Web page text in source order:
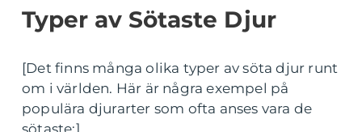
Typer av Sötaste Djur
[Det finns många olika typer av söta djur runt
om i världen. Här är några exempel på
populära djurarter som ofta anses vara de
sötaste:]